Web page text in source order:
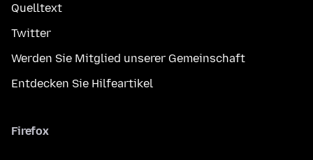
Quelltext
Twitter
Werden Sie Mitglied unserer Gemeinschaft
Entdecken Sie Hilfeartikel
Firefox